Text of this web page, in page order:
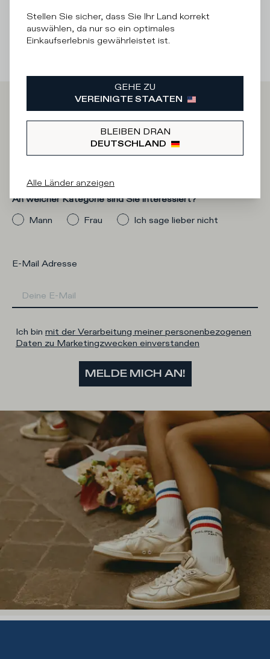
Iscriviti alla
Newsletter
An welcher Kategorie sind Sie interessiert?
Mann
Frau Ich sage lieber nicht
E-Mail Adresse
Ich bin mit der Verarbeitung meiner personenbezogenen
Daten zu Marketingzwecken einverstanden
MELDE MICH AN!
Stellen Sie sicher, dass Sie Ihr Land korrekt
auswählen, da nur so ein optimales
Einkaufserlebnis gewährleistet ist.
GEHE ZU
VEREINIGTE STAATEN
BLEIBEN DRAN
DEUTSCHLAND
Alle Länder anzeigen